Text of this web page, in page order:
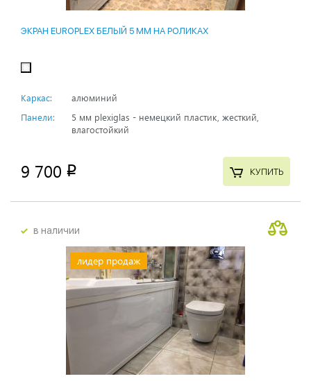
ЭКРАН EUROPLEX БЕЛЫЙ 5 ММ НА РОЛИКАХ
Каркас:
алюминий
Панели:
5 мм plexiglas - немецкий пластик, жесткий,
влагостойкий
9 700 p КУПИТЬ
в наличии
лидер продаж